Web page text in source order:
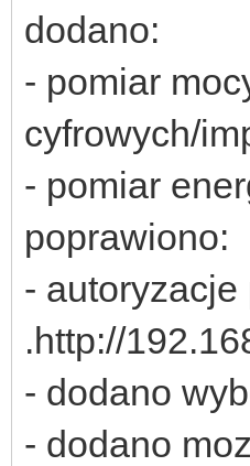
dodano:
- pomiar
cyfrowych/
- pomiar
poprawiono:
- autoryzacje
.http://
- dodano
- dodano